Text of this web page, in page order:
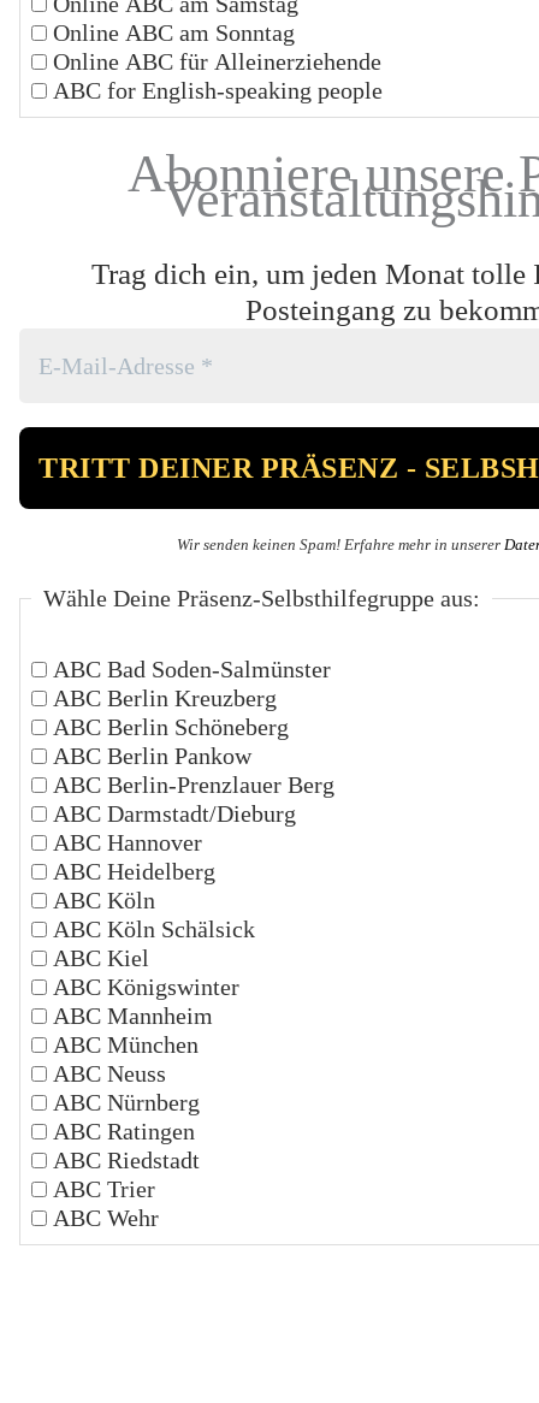
Online ABC am Sonntag
Online ABC für Alleinerziehende
ABC for English-speaking people
Abonniere unsere
Trag dich ein, um jeden Monat tolle
Posteingang zu
Wir senden keinen Spam! Erfahre mehr in unserer
Wähle Deine Präsenz-Selbsthilfegruppe aus:
ABC Bad Soden-Salmünster
ABC Berlin Kreuzberg
ABC Berlin Schöneberg
ABC Berlin Pankow
ABC Berlin-Prenzlauer Berg
ABC Darmstadt/Dieburg
ABC Hannover
ABC Heidelberg
ABC Köln
ABC Köln Schälsick
ABC Kiel
ABC Königswinter
ABC Mannheim
ABC München
ABC Neuss
ABC Nürnberg
ABC Ratingen
ABC Riedstadt
ABC Trier
ABC Wehr